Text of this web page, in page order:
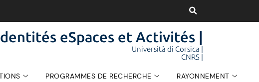
eSpaces et Activités |
Università di Corsica |
CNRS |
PROGRAMMES DE RECHERCHE RAYONNEMENT